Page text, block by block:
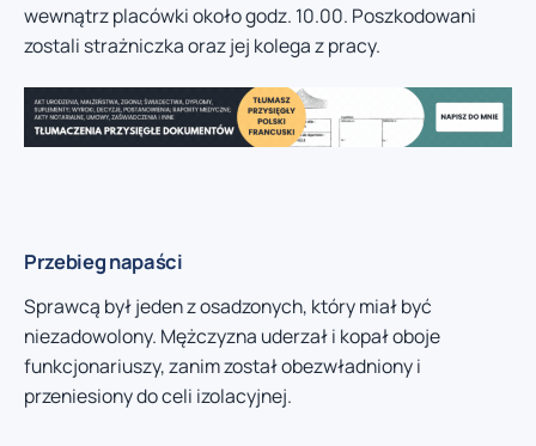
wewnątrz placówki około godz. 10.00. Poszkodowani
zostali strażniczka oraz jej kolega z pracy.
Przebieg napaści
Sprawcą był jeden z osadzonych, który miał być
niezadowolony. Mężczyzna uderzał i kopał oboje
funkcjonariuszy, zanim został obezwładniony i
przeniesiony do celi izolacyjnej.